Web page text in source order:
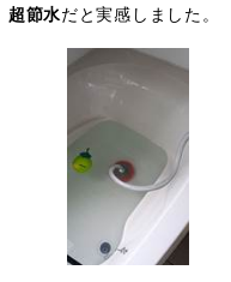
超節水だと実感しました。